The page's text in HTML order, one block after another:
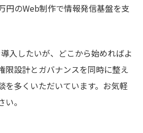
円のWeb制作で情報発信基盤を支
入したいが、どこから始めればよ
限設計とガバナンスを同時に整え
を多くいただいています。お気軽
。